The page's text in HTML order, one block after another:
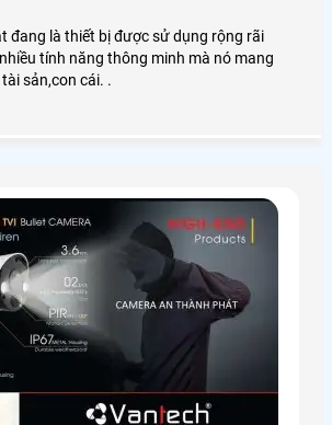
đang là thiết bị được sử dụng rộng rãi
tính năng thông minh mà nó mang
sản,con cái. .